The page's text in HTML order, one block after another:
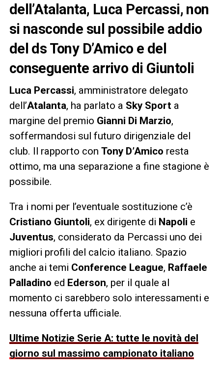
dell’Atalanta, Luca Percassi, non
si nasconde sul possibile addio
del ds Tony D’Amico e del
conseguente arrivo di Giuntoli
Luca Percassi, amministratore delegato
dell’Atalanta, ha parlato a Sky Sporta
margine del premio Gianni Di Marzio,
soffermandosi sul futuro dirigenziale del
club. Il rapporto con Tony D’Amico resta
ottimo, ma una separazione a fine stagione è
possibile.
Tra i nomi per l’eventuale sostituzione c’è
Cristiano Giuntoli, ex dirigente di Napoli e
Juventus, considerato da Percassi uno dei
migliori profili del calcio italiano. Spazio
anche ai temi Conference League, Raffaele
Palladino ed Ederson, per il quale al
momento ci sarebbero solo interessamenti e
nessuna offerta ufficiale.
Ultime Notizie Serie A: tutte le novità del
giorno sul massimo campionato italiano